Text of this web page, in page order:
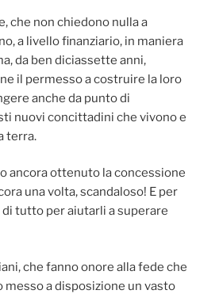
che non chiedono nulla a
a livello finanziario, in maniera
da ben diciassette anni,
il permesso a costruire la loro
anche da punto di
nuovi concittadini che vivono e
terra.
ancora ottenuto la concessione
una volta, scandaloso! E per
tutto per aiutarli a superare
che fanno onore alla fede che
messo a disposizione un vasto